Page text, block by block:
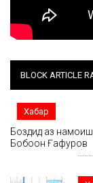
BLOCK ARTICLE
Хабар
Боздид аз
Бобоҷон Ғафуров